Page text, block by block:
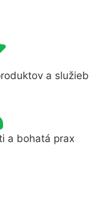
a služieb
a bohatá prax